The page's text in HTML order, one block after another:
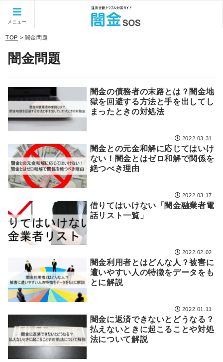
当サイトはPRを含みます。
TOP > 闇金問題
闇金問題
闇金の債務者の末路とは？闇金地
獄を回避する方法と手を出してし
まったときの対処法
2022.03.31
闇金との元金和解に応じてはいけ
ない！闇金とはゼロ和解で関係を
絶つべき理由
2022.03.17
借りてはいけない「闇金融業者電
話リスト一覧」
2022.02.02
闇金利用者とはどんな人？被害に
遭いやすい人の特徴をデータをも
とに解説
2022.01.11
闇金に返済できないとどうなる？
払えないときに起こることや対処
法について解説
メニュー